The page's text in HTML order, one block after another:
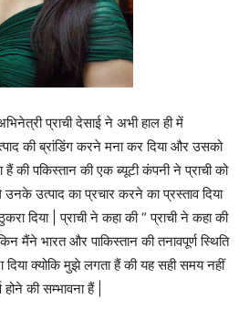
प्राची देसाई ने अभी हाल ही में
की ब्रांडिंग करने मना कर दिया और उसको
हैं की पकिस्तान की एक ब्यूटी कंपनी ने प्राची को
उत्पाद का प्रचार करने का प्रस्ताव दिया
दिया | प्राची ने कहा की “ प्राची ने कहा की
मैंने भारत और पाकिस्तान की तनावपूर्ण स्थिति
दिया क्योकि मुझे लगता हैं की यह सही समय नहीं
की सम्भावना हैं |